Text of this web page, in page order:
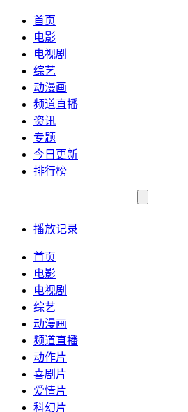
首页
电影
电视剧
综艺
动漫画
频道直播
资讯
专题
今日更新
排行榜
播放记录
首页
电影
电视剧
综艺
动漫画
频道直播
动作片
喜剧片
爱情片
科幻片